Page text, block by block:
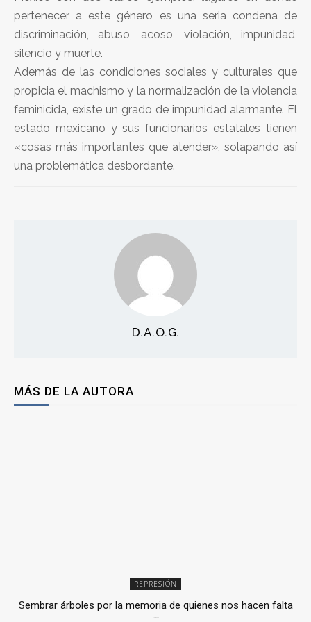
pertenecer a este género es una seria condena de
discriminación, abuso, acoso, violación, impunidad,
silencio y muerte.
Además de las condiciones sociales y culturales que
propicia el machismo y la normalización de la violencia
feminicida, existe un grado de impunidad alarmante. El
estado mexicano y sus funcionarios estatales tienen
«cosas más importantes que atender», solapando así
una problemática desbordante.
D.A.O.G.
MÁS DE LA AUTORA
REPRESIÓN
Sembrar árboles por la memoria de quienes nos hacen falta